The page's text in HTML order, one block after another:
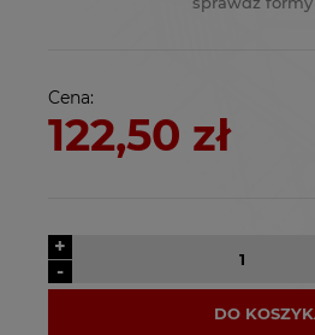
Cena nie zawiera
Cena:
122,50 zł
-
+
DO